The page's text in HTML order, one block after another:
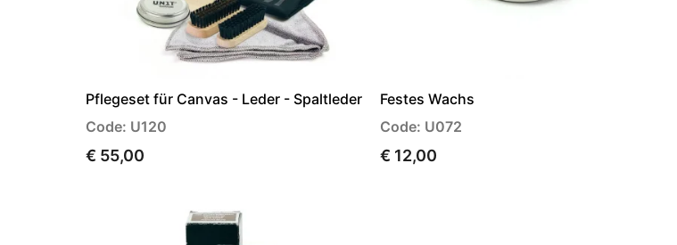
Pflegeset für Canvas - Leder - Spaltleder
Code: U120
€ 55,00
Festes Wachs
Code: U072
€ 12,00